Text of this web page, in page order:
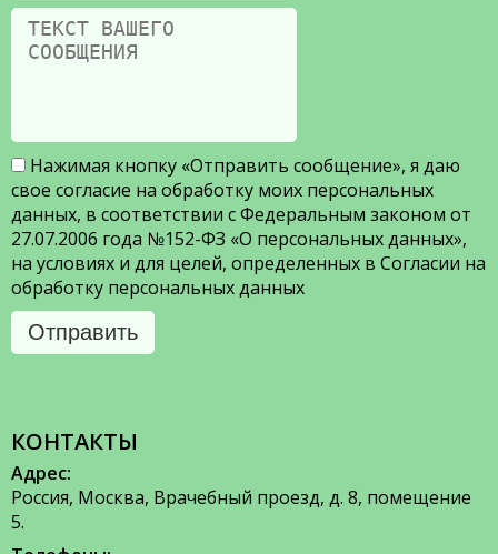
КОНТАКТЫ
Адрес:
Россия, Москва, Врачебный проезд, д. 8, помещение
5.
Нажимая кнопку «Отправить сообщение», я даю
свое согласие на обработку моих персональных
данных, в соответствии с Федеральным законом от
27.07.2006 года №152-ФЗ «О персональных данных»,
на условиях и для целей, определенных в Согласии на
обработку персональных данных
Отправить